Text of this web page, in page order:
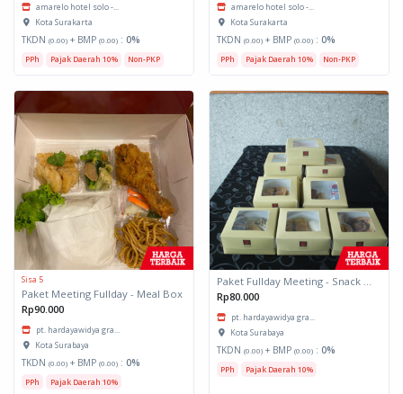
amarelo hotel solo -...
Kota Surakarta
TKDN (0.00) + BMP (0.00) : 0%
PPh Pajak Daerah 10% Non-PKP
amarelo hotel solo -...
Kota Surakarta
TKDN (0.00) + BMP (0.00) : 0%
PPh Pajak Daerah 10% Non-PKP
Sisa 5
Paket Meeting Fullday - Meal Box
Rp90.000
pt. hardayawidya gra...
Kota Surabaya
TKDN (0.00) + BMP (0.00) : 0%
PPh Pajak Daerah 10%
Rp80.000
pt. hardayawidya gra...
Kota Surabaya
TKDN (0.00) + BMP (0.00) : 0%
PPh Pajak Daerah 10%